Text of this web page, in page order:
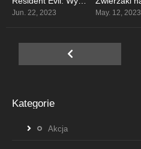
5.7
Jun. 22, 2023 May. 12, 2023
Kategorie
Akcja